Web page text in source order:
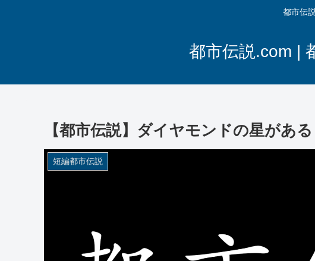
都市伝
都市伝説.com |
【都市伝説】ダイヤモンドの星がある
短編都市伝説